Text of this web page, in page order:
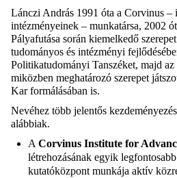
Lánczi András 1991 óta a Corvinus –
intézményeinek – munkatársa, 2002
Pályafutása során kiemelkedő
tudományos és intézményi
Politikatudományi Tanszéket, majd az
miközben meghatározó szerepet
Kar formálásában is.
Nevéhez több jelentős
alábbiak.
A Corvinus Institute for
létrehozásának egyik
kutatóközpont munkája aktív